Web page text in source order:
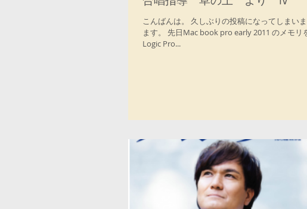
こんばんは。 久しぶりの投稿になってしまい
ます。 先日Mac book pro early 2011 のメモリ
Logic Pro...